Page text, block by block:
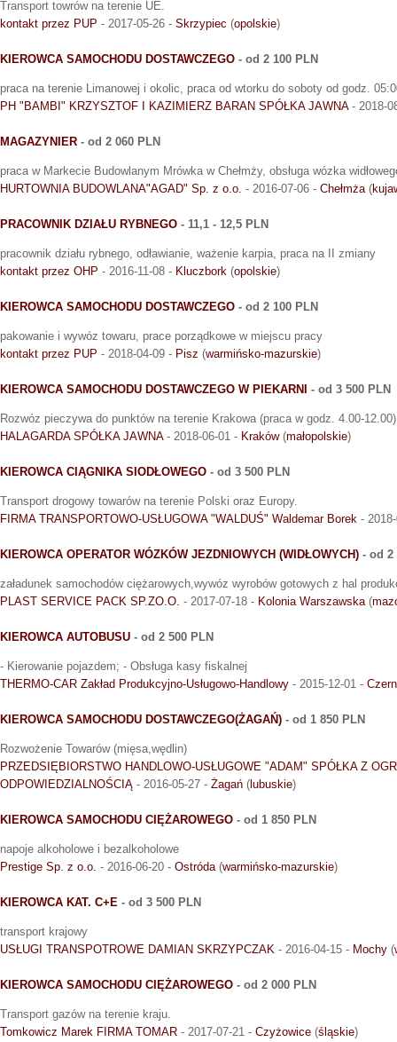
Transport towrów na terenie UE.
kontakt przez PUP - 2017-05-26 - Skrzypiec (opolskie)
KIEROWCA SAMOCHODU DOSTAWCZEGO - od 2 100 PLN
praca na terenie Limanowej i okolic, praca od wtorku do soboty od godz.
PH "BAMBI" KRZYSZTOF I KAZIMIERZ BARAN SPÓŁKA JAWNA- 2018-
MAGAZYNIER - od 2 060 PLN
praca w Markecie Budowlanym Mrówka w Chełmży, obsługa wózka
HURTOWNIA BUDOWLANA"AGAD" Sp. z o.o. - 2016-07-06 - Chełmża(
PRACOWNIK DZIAŁU RYBNEGO - 11,1 - 12,5 PLN
pracownik działu rybnego, odławianie, ważenie karpia, praca na II zmiany
kontakt przez OHP - 2016-11-08 - Kluczbork (opolskie)
KIEROWCA SAMOCHODU DOSTAWCZEGO - od 2 100 PLN
pakowanie i wywóz towaru, prace porządkowe w miejscu pracy
kontakt przez PUP - 2018-04-09 - Pisz (warmińsko-mazurskie)
KIEROWCA SAMOCHODU DOSTAWCZEGO W PIEKARNI - od 3 500 PLN
Rozwóz pieczywa do punktów na terenie Krakowa (praca w godz. 4.00-12.00)
HALAGARDA SPÓŁKA JAWNA- 2018-06-01 - Kraków(małopolskie)
KIEROWCA CIĄGNIKA SIODŁOWEGO - od 3 500 PLN
Transport drogowy towarów na terenie Polski oraz Europy.
FIRMA TRANSPORTOWO-USŁUGOWA "WALDUŚ" Waldemar Borek -
KIEROWCA OPERATOR WÓZKÓW JEZDNIOWYCH (WIDŁOWYCH) - od 2
załadunek samochodów ciężarowych,wywóz wyrobów gotowych z hal
PLAST SERVICE PACK SP.ZO.O. - 2017-07-18 - Kolonia Warszawska(
KIEROWCA AUTOBUSU - od 2 500 PLN
- Kierowanie pojazdem; - Obsługa kasy fiskalnej
THERMO-CAR Zakład Produkcyjno-Usługowo-Handlowy - 2015-12-01 -
KIEROWCA SAMOCHODU DOSTAWCZEGO(ŻAGAŃ) - od 1 850 PLN
Rozwożenie Towarów (mięsa,wędlin)
PRZEDSIĘBIORSTWO HANDLOWO-USŁUGOWE "ADAM" SPÓŁKA Z
ODPOWIEDZIALNOŚCIĄ - 2016-05-27 - Żagań ( lubuskie)
KIEROWCA SAMOCHODU CIĘŻAROWEGO - od 1 850 PLN
napoje alkoholowe i bezalkoholowe
Prestige Sp. z o.o. - 2016-06-20 - Ostróda(warmińsko-mazurskie)
KIEROWCA KAT. C+E - od 3 500 PLN
transport krajowy
USŁUGI TRANSPOTROWE DAMIAN SKRZYPCZAK - 2016-04-15 - Mochy (
KIEROWCA SAMOCHODU CIĘŻAROWEGO - od 2 000 PLN
Transport gazów na terenie kraju.
Tomkowicz Marek FIRMA TOMAR - 2017-07-21 - Czyżowice (śląskie)